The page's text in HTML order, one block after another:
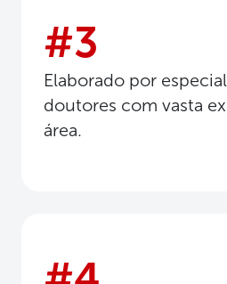
#3
Elaborado por
doutores com vasta
área.